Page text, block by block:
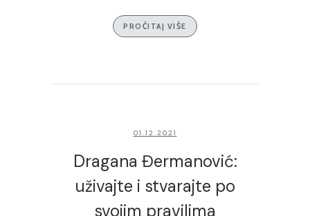
PROČITAJ VIŠE
01.12.2021
Dragana Đermanović:
uživajte i stvarajte po
svojim pravilima